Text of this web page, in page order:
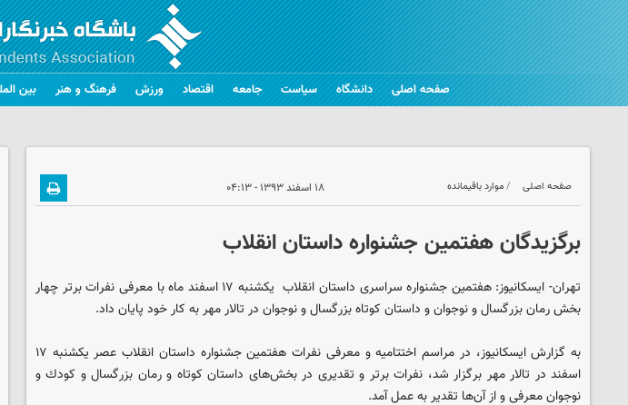
صفحه اصلی دانشگاه سیاست جامعه اقتصاد ورزش فرهنگ و هنر بین
صفحه اصلی موارد باقیمانده ۱۸ اسفند ۱۳۹۳ - ۰۴:۱۳
برگزیدگان هفتمین جشنواره داستان انقلاب
تهران- ایسکانیوز: هفتمین جشنواره سراسری داستان انقلاب یكشنبه ۱۷ اسفند ماه با معرفی نفرات بر‌تر چهار
بخش رمان بزرگسال و نوجوان و داستان كوتاه بزرگسال و نوجوان در تالار مهر به كار خود پایان داد.
به گزارش ایسکانیوز، در مراسم اختتامیه و معرفی نفرات هفتمین جشنواره داستان انقلاب عصر یكشنبه ۱۷
اسفند در تالار مهر برگزار شد، نفرات بر‌تر و تقدیری در بخش‌های داستان كوتاه و رمان بزرگسال و كودك و
نوجوان معرفی و از آن‌ها تقدیر به عمل آمد.